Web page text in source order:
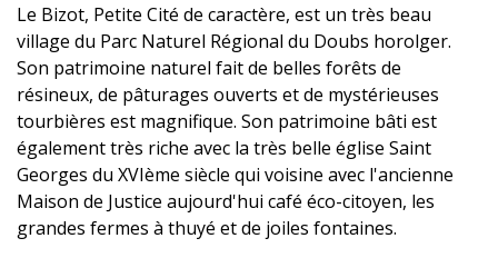
Le Bizot, Petite Cité de caractère, est un très beau
village du Parc Naturel Régional du Doubs horolger.
Son patrimoine naturel fait de belles forêts de
résineux, de pâturages ouverts et de mystérieuses
tourbières est magnifique. Son patrimoine bâti est
également très riche avec la très belle église Saint
Georges du XVIème siècle qui voisine avec l'ancienne
Maison de Justice aujourd'hui café éco-citoyen, les
grandes fermes à thuyé et de joiles fontaines.